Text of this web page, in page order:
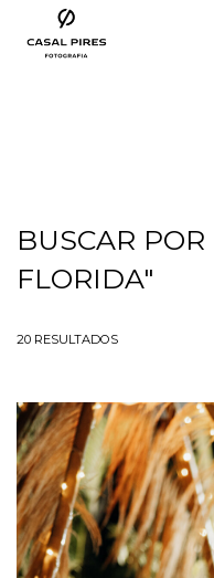
BUSCAR POR
FLORIDA"
20 RESULTADOS